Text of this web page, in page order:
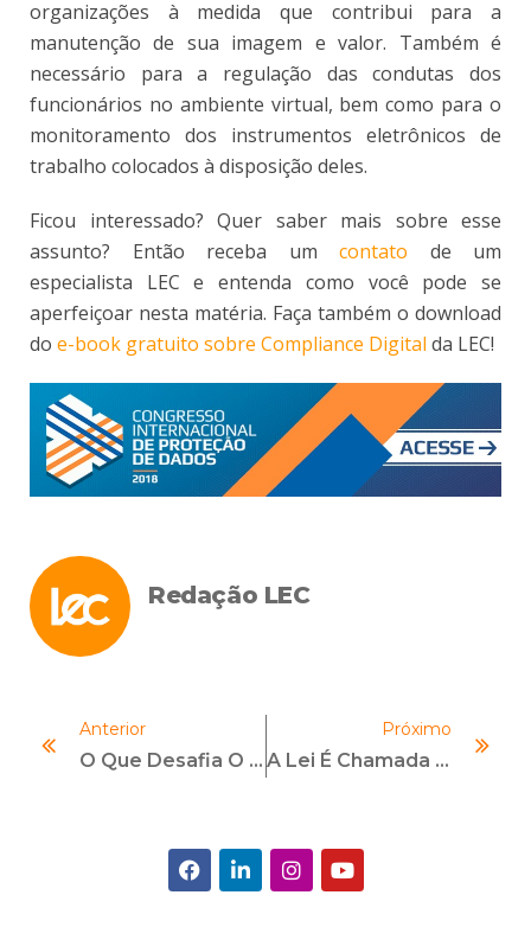
organizações à medida que contribui para a
manutenção de sua imagem e valor. Também é
necessário para a regulação das condutas dos
funcionários no ambiente virtual, bem como para o
monitoramento dos instrumentos eletrônicos de
trabalho colocados à disposição deles.
Ficou interessado? Quer saber mais sobre esse
assunto? Então receba um contato de um
especialista LEC e entenda como você pode se
aperfeiçoar nesta matéria. Faça também o download
do e-book gratuito sobre Compliance Digital da LEC!
Redação LEC
Anterior
O Que Desafia O Compliance?
Próximo
A Lei É Chamada De Anticorrupção, Mas Seu Alcance É Muito Maior Do Que Esse